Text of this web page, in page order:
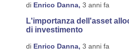
di Enrico Danna, 3 anni fa
L'importanza dell'asset
di investimento
di Enrico Danna, 3 anni fa